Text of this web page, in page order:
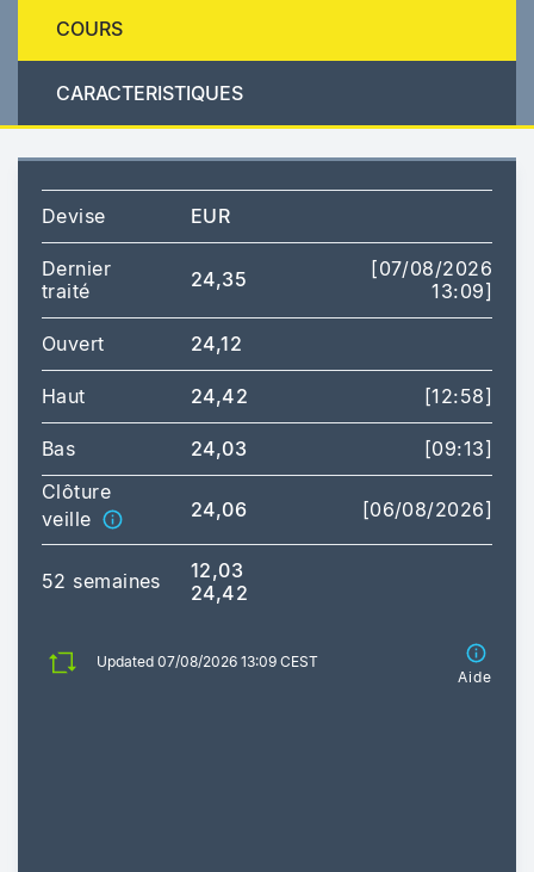
COURS
CARACTERISTIQUES
Devise EUR
Dernier
traité
24,35
[07/08/2026
13:09]
Ouvert 24,12
Haut 24,42 [12:58]
Bas 24,03
[09:13]
Clôture
veille
24,06 [06/08/2026]
52 semaines
12,03
24,42
Updated 07/08/2026 13:09 CEST
Aide